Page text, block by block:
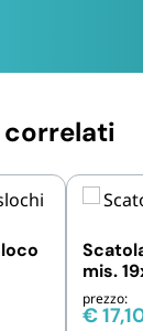
mis.
prezzo:
€